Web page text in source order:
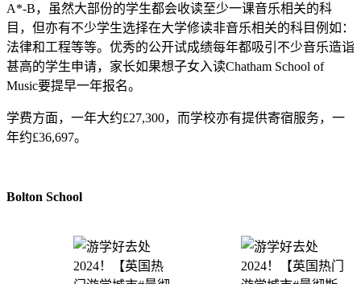
A*-B，虽然大部份的学生都会收读至少一课音乐相关的科
目，但亦有不少学生选择在大学修读非音乐相关的科目例如：
法律和工程等等。优秀的公开试成绩每年都吸引不少音乐造诣
甚高的学生申请，家长如果想子女入读Chatham School of
Music要提早一年报名。
学费方面，一年大约£27,300，而学校亦有提供寄宿服务，一
年约£36,697。
Bolton School